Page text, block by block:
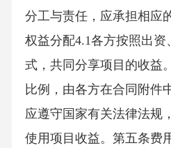
分工与责任，应承担相应
权益分配4.1各方按照出
式，共同分享项目的收益
比例，由各方在合同附件
应遵守国家有关法律法规
使用项目收益。第五条费